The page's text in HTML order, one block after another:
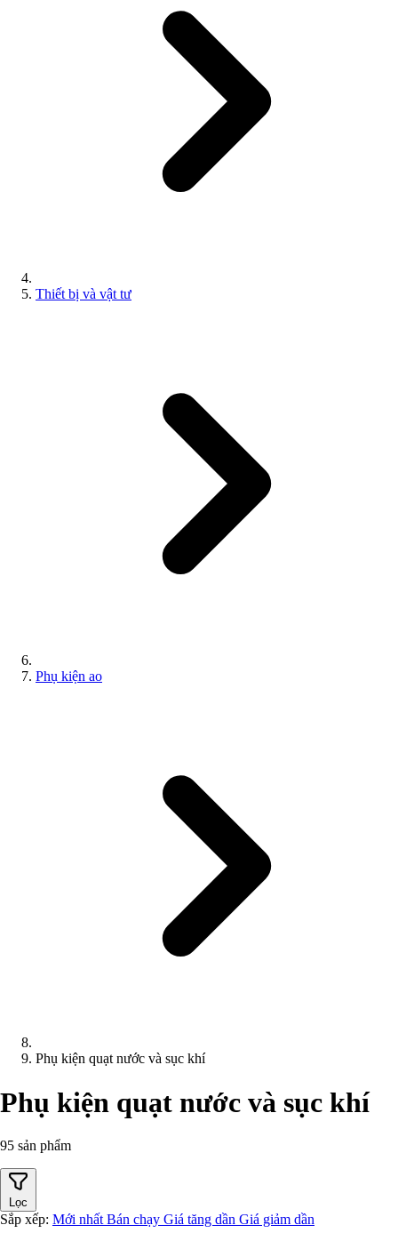
Thiết bị và vật tư
Phụ kiện ao
Phụ kiện quạt nước và sục khí
Phụ kiện quạt nước và sục khí
95 sản phẩm
Lọc
Sắp xếp: Mới nhất Bán chạy Giá tăng dần Giá giảm dần